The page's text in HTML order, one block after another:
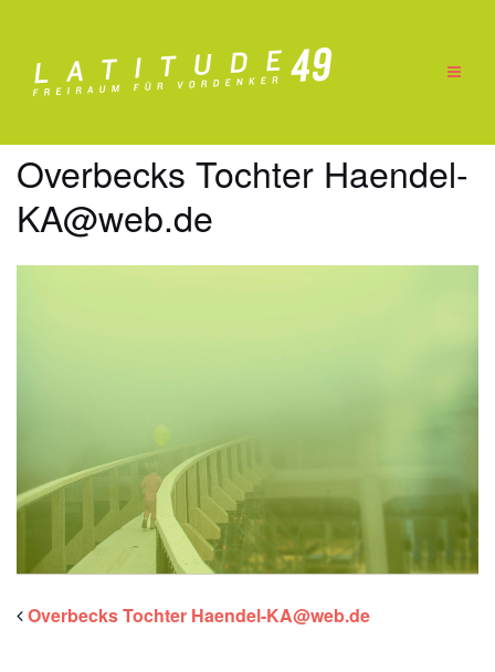
springen
Overbecks Tochter Haendel-
KA@web.de
Overbecks Tochter Haendel-KA@web.de